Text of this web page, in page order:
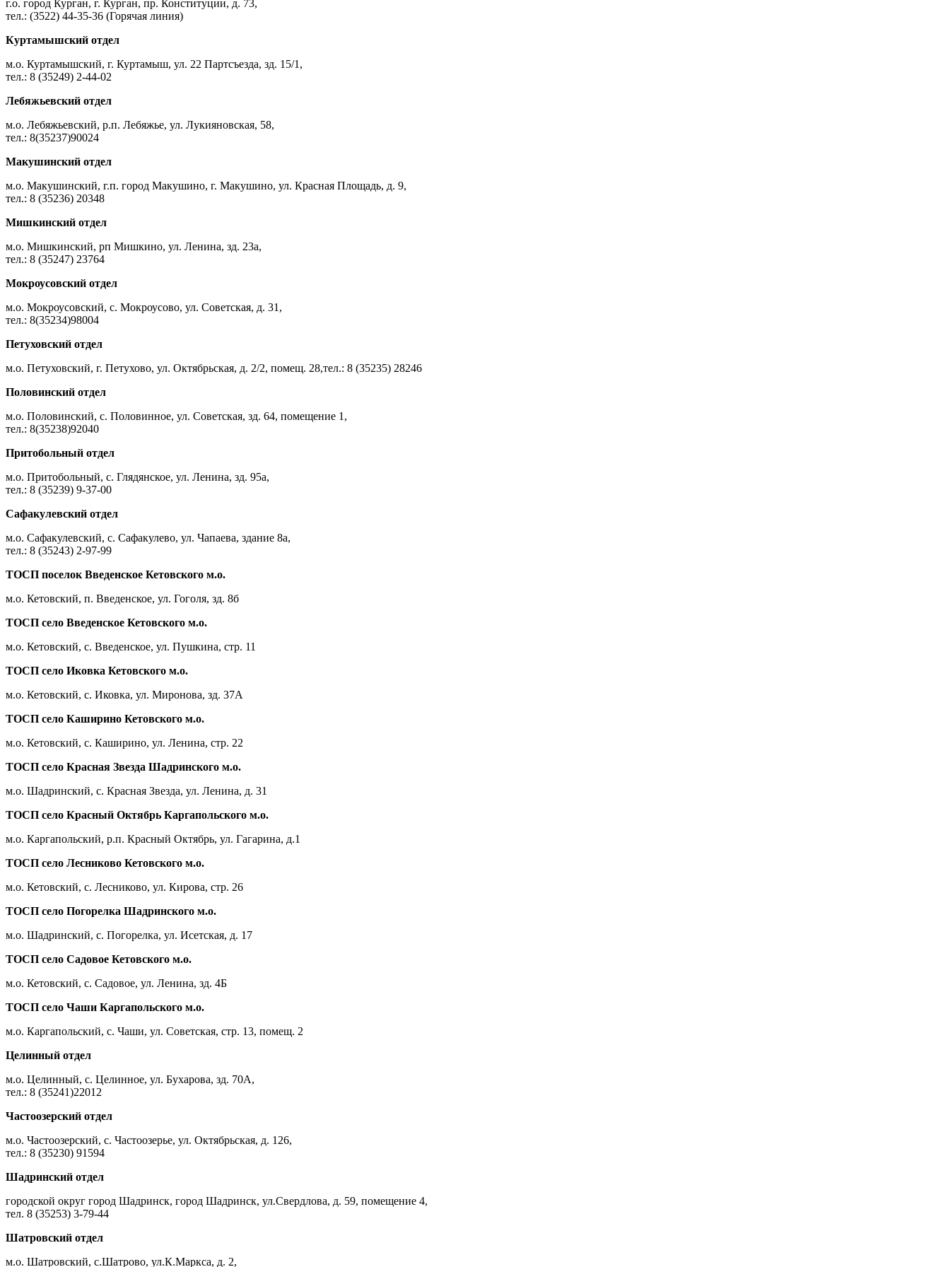
г.о. город Курган, г. Курган, пр. Конституции, д. 73,
тел.: (3522) 44-35-36 (Горячая линия)
Куртамышский отдел
м.о. Куртамышский, г. Куртамыш, ул. 22 Партсъезда, зд. 15/1,
тел.: 8 (35249) 2-44-02
Лебяжьевский отдел
м.о. Лебяжьевский, р.п. Лебяжье, ул. Лукияновская, 58,
тел.: 8(35237)90024
Макушинский отдел
м.о. Макушинский, г.п. город Макушино, г. Макушино, ул. Красная Площадь, д. 9,
тел.: 8 (35236) 20348
Мишкинский отдел
м.о. Мишкинский, рп Мишкино, ул. Ленина, зд. 23а,
тел.: 8 (35247) 23764
Мокроусовский отдел
м.о. Мокроусовский, с. Мокроусово, ул. Советская, д. 31,
тел.: 8(35234)98004
Петуховский отдел
м.о. Петуховский, г. Петухово, ул. Октябрьская, д. 2/2, помещ. 28,тел.: 8 (35235) 28246
Половинский отдел
м.о. Половинский, с. Половинное, ул. Советская, зд. 64, помещение 1,
тел.: 8(35238)92040
Притобольный отдел
м.о. Притобольный, с. Глядянское, ул. Ленина, зд. 95а,
тел.: 8 (35239) 9-37-00
Сафакулевский отдел
м.о. Сафакулевский, с. Сафакулево, ул. Чапаева, здание 8а,
тел.: 8 (35243) 2-97-99
ТОСП поселок Введенское Кетовского м.о.
м.о. Кетовский, п. Введенское, ул. Гоголя, зд. 8б
ТОСП село Введенское Кетовского м.о.
м.о. Кетовский, с. Введенское, ул. Пушкина, стр. 11
ТОСП село Иковка Кетовского м.о.
м.о. Кетовский, с. Иковка, ул. Миронова, зд. 37А
ТОСП село Каширино Кетовского м.о.
м.о. Кетовский, с. Каширино, ул. Ленина, стр. 22
ТОСП село Красная Звезда Шадринского м.о.
м.о. Шадринский, с. Красная Звезда, ул. Ленина, д. 31
ТОСП село Красный Октябрь Каргапольского м.о.
м.о. Каргапольский, р.п. Красный Октябрь, ул. Гагарина, д.1
ТОСП село Лесниково Кетовского м.о.
м.о. Кетовский, с. Лесниково, ул. Кирова, стр. 26
ТОСП село Погорелка Шадринского м.о.
м.о. Шадринский, с. Погорелка, ул. Исетская, д. 17
ТОСП село Садовое Кетовского м.о.
м.о. Кетовский, с. Садовое, ул. Ленина, зд. 4Б
ТОСП село Чаши Каргапольского м.о.
м.о. Каргапольский, с. Чаши, ул. Советская, стр. 13, помещ. 2
Целинный отдел
м.о. Целинный, с. Целинное, ул. Бухарова, зд. 70А,
тел.: 8 (35241)22012
Частоозерский отдел
м.о. Частоозерский, с. Частоозерье, ул. Октябрьская, д. 126,
тел.: 8 (35230) 91594
Шадринский отдел
городской округ город Шадринск, город Шадринск, ул.Свердлова, д. 59, помещение 4,
тел. 8 (35253) 3-79-44
Шатровский отдел
м.о. Шатровский, с.Шатрово, ул.К.Маркса, д. 2,